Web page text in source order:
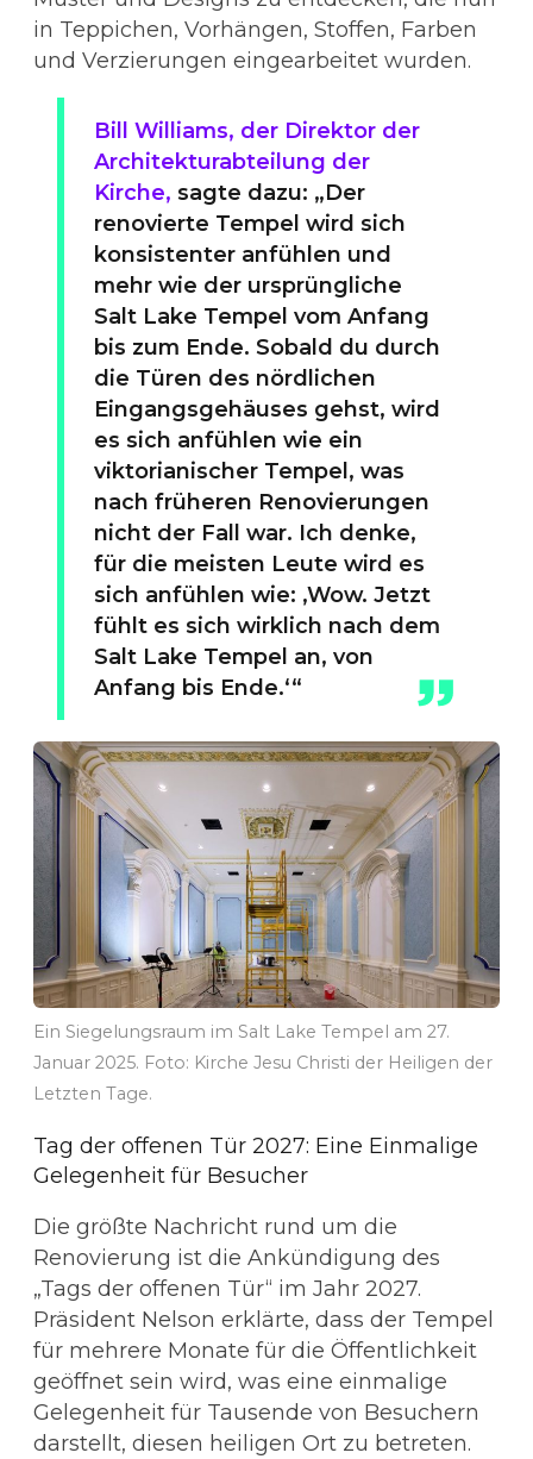
in Teppichen, Vorhängen, Stoffen, Farben
und Verzierungen eingearbeitet wurden.
Bill Williams, der Direktor der
Architekturabteilung der
Kirche, sagte dazu: „Der
renovierte Tempel wird sich
konsistenter anfühlen und
mehr wie der ursprüngliche
Salt Lake Tempel vom Anfang
bis zum Ende. Sobald du durch
die Türen des nördlichen
Eingangsgehäuses gehst, wird
es sich anfühlen wie ein
viktorianischer Tempel, was
nach früheren Renovierungen
nicht der Fall war. Ich denke,
für die meisten Leute wird es
sich anfühlen wie: ‚Wow. Jetzt
fühlt es sich wirklich nach dem
Salt Lake Tempel an, von
Anfang bis Ende.‘“
Ein Siegelungsraum im Salt Lake Tempel am 27.
Januar 2025. Foto: Kirche Jesu Christi der Heiligen der
Letzten Tage.
Tag der offenen Tür 2027: Eine Einmalige
Gelegenheit für Besucher
Die größte Nachricht rund um die
Renovierung ist die Ankündigung des
„Tags der offenen Tür“ im Jahr 2027.
Präsident Nelson erklärte, dass der Tempel
für mehrere Monate für die Öffentlichkeit
geöffnet sein wird, was eine einmalige
Gelegenheit für Tausende von Besuchern
darstellt, diesen heiligen Ort zu betreten.